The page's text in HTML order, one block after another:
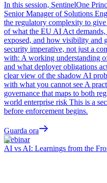
In this session, SentinelOne
Senior Manager of Solutions
the regulatory complexity to
of what the EU AI Act demands,
exposed, and how visibility and
security imperative, not just a
with: A working understanding
and what deployer obligations
clear view of the shadow AI
with what you cannot see A
governance that maps to both
world enterprise risk This is a
before enforcement begins.
Guarda ora
Webinar
AI vs AI: Learnings from the